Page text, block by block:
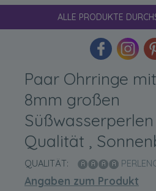
ALLE PRODUKTE
Paar Ohrringe
8mm großen
Qualität ,
QUALITÄT:
Angaben zum Produkt